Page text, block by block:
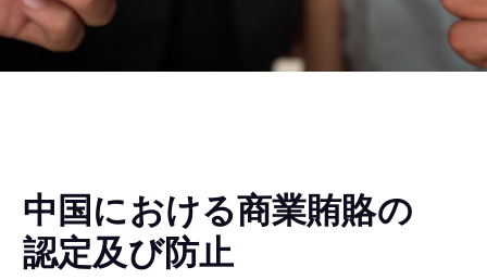
中国における商業賄賂の
認定及び防止